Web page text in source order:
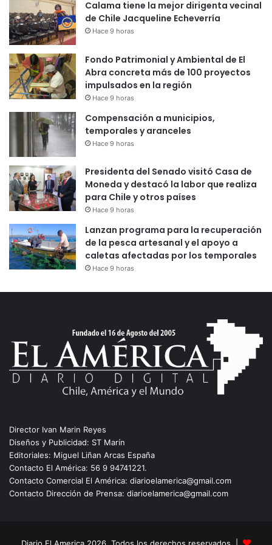
Calama tiene la mejor dirigenta vecinal
de Chile Jacqueline Echeverría
Hace 9 horas
Fondo Patrimonial y Ambiental de El
Abra concreta más de 100 proyectos
impulsados en la región
Hace 9 horas
Compensación a municipios,
temporales y aranceles
Hace 9 horas
Presidenta del Senado visitó Casa de
Moneda y destacó la labor que realiza
para Chile y otros países
Hace 9 horas
Lanzan programa para la recuperación
de la pesca artesanal y el apoyo a
caletas afectadas por los temporales
Hace 9 horas
Director Ivan Marin Reyes
Diseños y Publicidad: ST Marín
Editoriales: Miguel Liñan Arcas España
Contacto El América: 56 9 94741221.
Contacto Comercial El América: diarioelamerica@gmail.com
Contacto Dirección de Prensa: diarioelamerica@gmail.com
Diario El America 2026, Todos los derechos reservados |